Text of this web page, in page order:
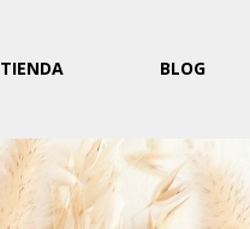
TIENDA BLOG